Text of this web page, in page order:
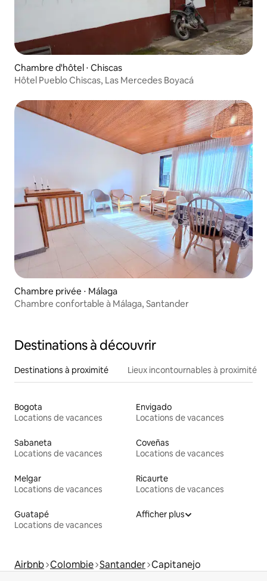
Chambre d'hôtel ⋅ Chiscas
Hôtel Pueblo Chiscas, Las Mercedes Boyacá
Chambre privée ⋅ Málaga
Chambre confortable à Málaga, Santander
Destinations à découvrir
Destinations à proximité Lieux incontournables à proximité
Bogota
Locations de vacances
Envigado
Locations de vacances
Sabaneta
Locations de vacances
Coveñas
Locations de vacances
Melgar
Locations de vacances
Ricaurte
Locations de vacances
Guatapé
Locations de vacances
Afficher plus
Airbnb Colombie Santander Capitanejo